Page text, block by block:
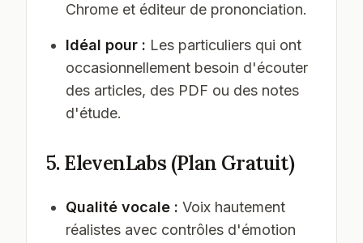
Chrome et éditeur de prononciation.
Idéal pour : Les particuliers qui ont
occasionnellement besoin d'écouter
des articles, des PDF ou des notes
d'étude.
5. ElevenLabs (Plan Gratuit)
Qualité vocale : Voix hautement
réalistes avec contrôles d'émotion